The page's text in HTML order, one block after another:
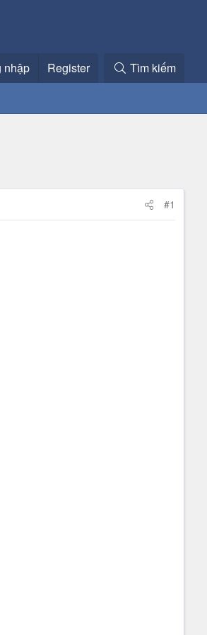
nhập Register Tìm kiếm
#1